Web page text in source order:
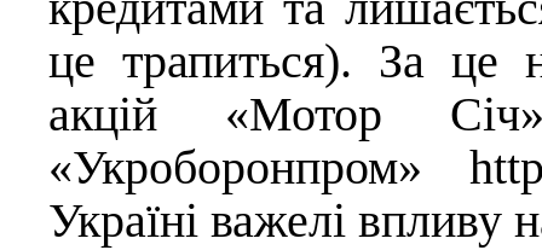
це трапиться). За це
акцій «Мотор
«Укроборонпром»
Україні важелі впливу